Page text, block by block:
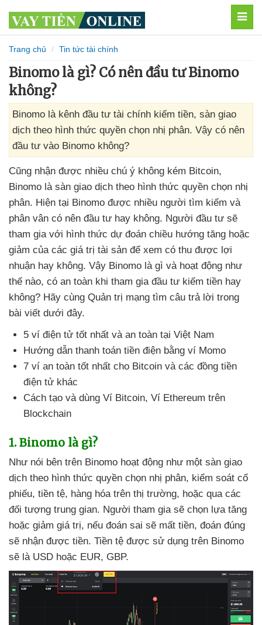
Trang chủ Tin tức tài chính
Binomo là gì? Có nên đầu tư Binomo
không?
Binomo là kênh đầu tư tài chính kiếm tiền, sàn giao
dịch theo hình thức quyền chọn nhị phân. Vậy có nên
đầu tư vào Binomo không?
Cũng nhận được nhiều chú ý không kém Bitcoin,
Binomo là sàn giao dịch theo hình thức quyền chọn nhị
phân. Hiện tại Binomo được nhiều người tìm kiếm và
phân vân có nên đầu tư hay không. Người đầu tư sẽ
tham gia với hình thức dự đoán chiều hướng tăng hoặc
giảm của các giá trị tài sản để xem có thu được lợi
nhuận hay không. Vậy Binomo là gì và hoạt động như
thế nào, có an toàn khi tham gia đầu tư kiếm tiền hay
không? Hãy cùng Quản trị mạng tìm câu trả lời trong
bài viết dưới đây.
5 ví điện tử tốt nhất và an toàn tại Việt Nam
Hướng dẫn thanh toán tiền điện bằng ví Momo
7 ví an toàn tốt nhất cho Bitcoin và các đồng tiền
điện tử khác
Cách tạo và dùng Ví Bitcoin, Ví Ethereum trên
Blockchain
1. Binomo là gì?
Như nói bên trên Binomo hoạt động như một sàn giao
dịch theo hình thức quyền chọn nhị phân, kiểm soát cổ
phiếu, tiền tệ, hàng hóa trên thị trường, hoặc qua các
đối tượng trung gian. Người tham gia sẽ chọn lựa tăng
hoặc giảm giá trị, nếu đoán sai sẽ mất tiền, đoán đúng
sẽ nhận được tiền. Tiền tệ được sử dụng trên Binomo
sẽ là USD hoặc EUR, GBP.